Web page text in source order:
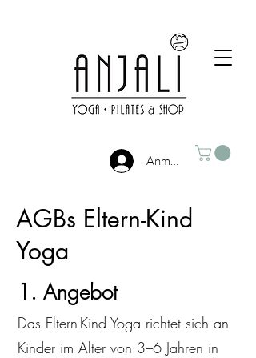
Anmelden
AGBs Eltern-Kind
Yoga
1. Angebot
Das Eltern-Kind Yoga richtet sich an
Kinder im Alter von 3–6 Jahren in